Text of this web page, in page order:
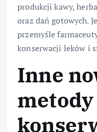
produkcji kawy,
oraz dań gotowych.
przemyśle
konserwacji leków i
Inne
metody